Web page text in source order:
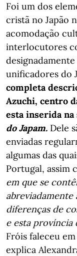
Foi um dos
cristã no Japão
acomodação
interlocutores
unificadores do
completa
Azuchi, centro
esta inserida
do Japam. Dele
enviadas
algumas das
Portugal, assim
em que se
diferenças de
e esta província
Fróis faleceu em
explica